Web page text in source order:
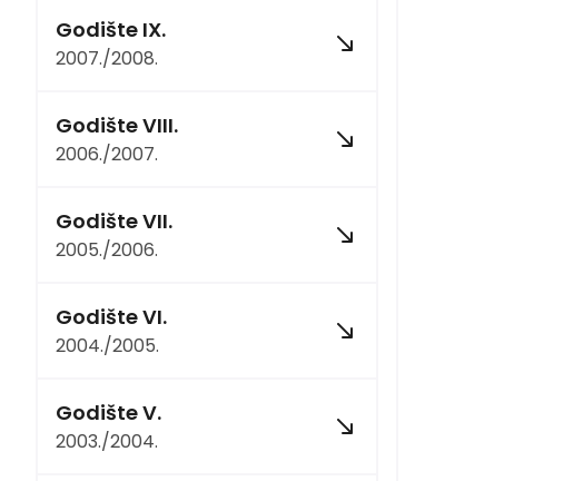
Godište IX.
2007./2008.
Godište VIII.
2006./2007.
Godište VII.
2005./2006.
Godište VI.
2004./2005.
Godište V.
2003./2004.